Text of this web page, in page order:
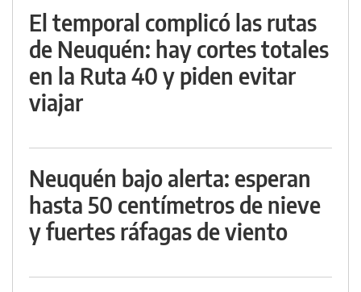
El temporal complicó las rutas
de Neuquén: hay cortes totales
en la Ruta 40 y piden evitar
viajar
Neuquén bajo alerta: esperan
hasta 50 centímetros de nieve
y fuertes ráfagas de viento